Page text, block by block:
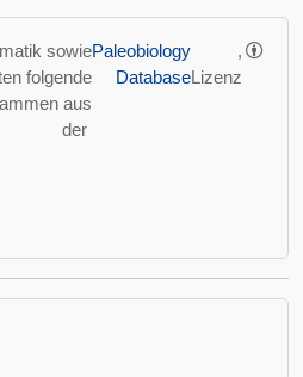
sowie
folgende
aus
der
Paleobiology
Database
,
Lizenz